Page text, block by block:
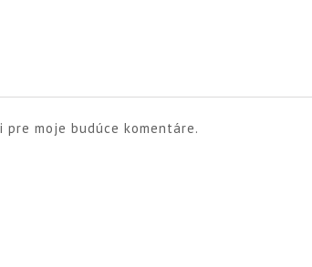
moje budúce komentáre.